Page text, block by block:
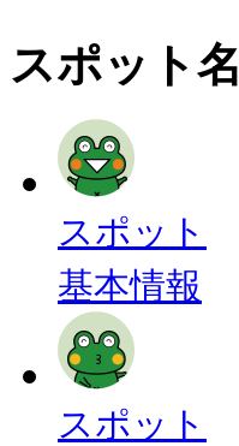
スポット名
スポット
基本情報
スポット